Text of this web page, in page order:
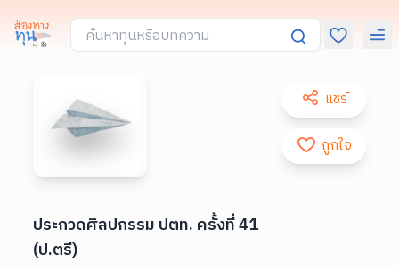
แชร์
ถูกใจ
ประกวดศิลปกรรม ปตท. ครั้งที่ 41
(ป.ตรี)